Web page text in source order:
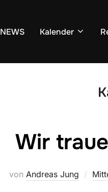
NEWS Kalender
Wir
von Andreas Jung